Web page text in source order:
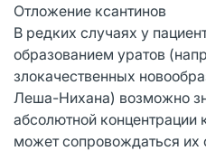
Отложение ксантинов
В редких случаях у
образованием уратов
злокачественных
Леша-Нихана) возможно
абсолютной концентрации
может сопровождаться